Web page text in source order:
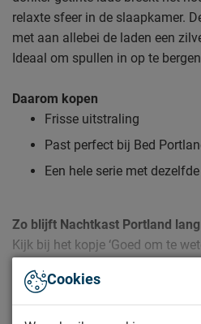
relaxte sfeer in de slaapkamer.
met aan allebei de laden een
Ideaal om spullen in op te
Daarom kopen
Frisse uitstraling
Past perfect bij Bed
Een hele serie met
Zo blijft Nachtkast Portland
Kijk bij het kopje ‘Goed om te
Lees meer
Cookies